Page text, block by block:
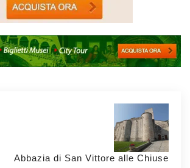
Abbazia di San Vittore alle Chiuse